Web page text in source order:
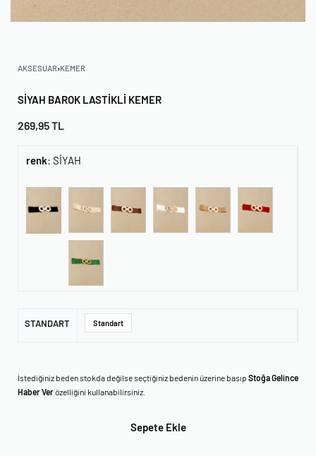
AKSESUAR›KEMER
SIYAH BAROK LASTIKLI KEMER
269,95TL
renk: SİYAH
STANDART Standart
İstediğiniz beden stokda değilse seçtiğiniz bedenin üzerine basıp Stoğa Gelince
Haber Verözelliğini kullanabilirsiniz.
Sepete Ekle